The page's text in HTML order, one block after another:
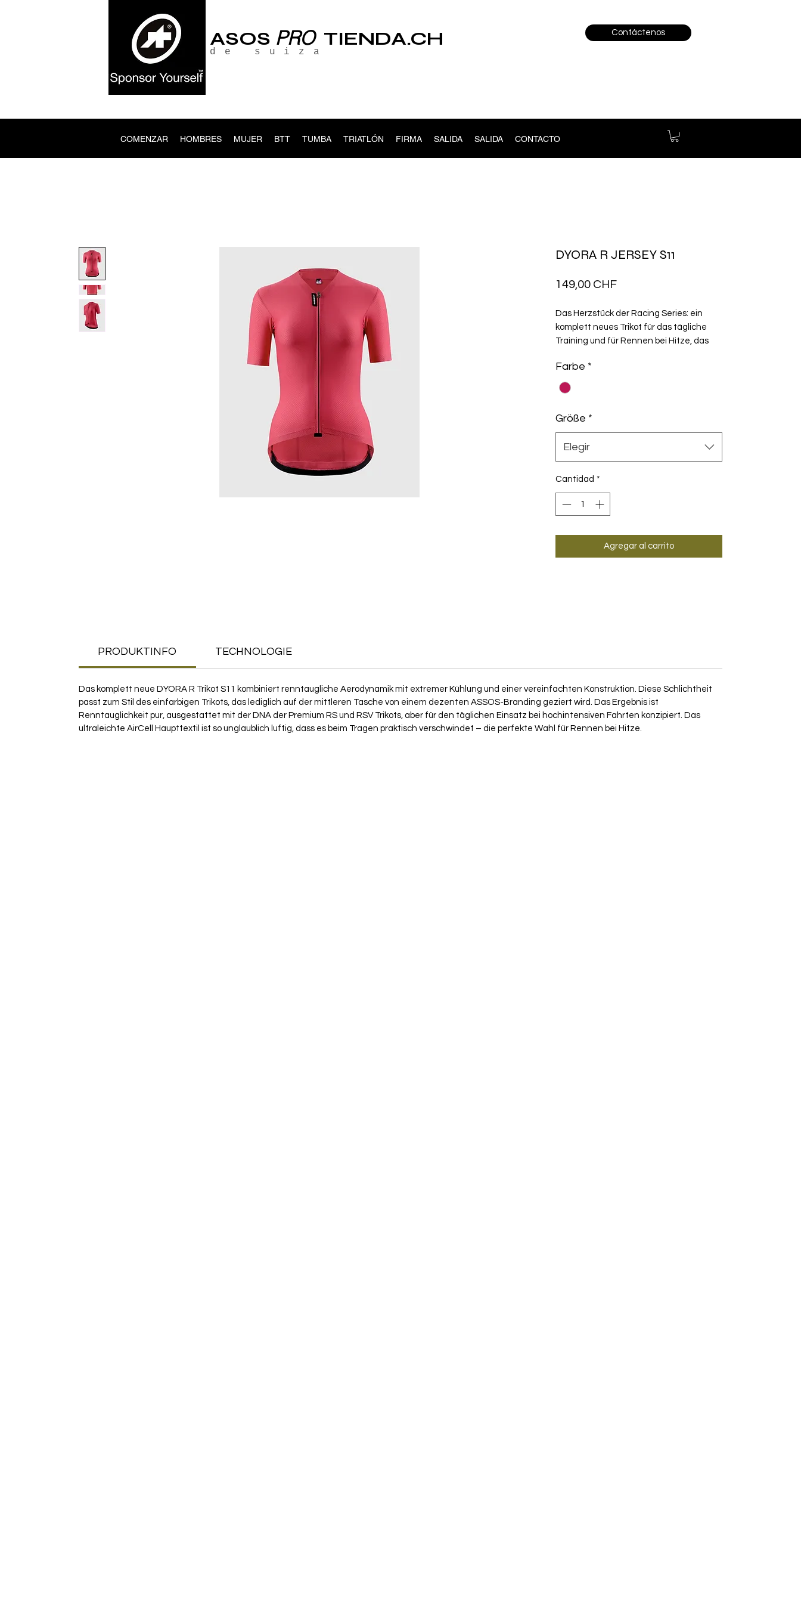
ASOS PROTIENDA.CH
de suiza
Contáctenos
COMENZAR HOMBRES MUJER BTT TUMBA TRIATLÓN FIRMA SALIDA SALIDA CONTACTO
DYORA R JERSEY S11
149,00 CHFPrecio
Das Herzstück der Racing Series: ein
komplett neues Trikot für das tägliche
Training und für Rennen bei Hitze, das
S11 zeichnet sich durch sein
ultraleichtes, intensiv kühlendes AirCell
Textil und die Second-skin-Aerodynamik
Farbe *
Größe *
Elegir
Cantidad *
Agregar al carrito
PRODUKTINFO TECHNOLOGIE
Das komplett neue DYORA R Trikot S11 kombiniert renntaugliche Aerodynamik mit extremer Kühlung und einer vereinfachten Konstruktion. Diese Schlichtheit
passt zum Stil des einfarbigen Trikots, das lediglich auf der mittleren Tasche von einem dezenten ASSOS-Branding geziert wird. Das Ergebnis ist
Renntauglichkeit pur, ausgestattet mit der DNA der Premium RS und RSV Trikots, aber für den täglichen Einsatz bei hochintensiven Fahrten konzipiert. Das
ultraleichte AirCell Haupttextil ist so unglaublich luftig, dass es beim Tragen praktisch verschwindet – die perfekte Wahl für Rennen bei Hitze.